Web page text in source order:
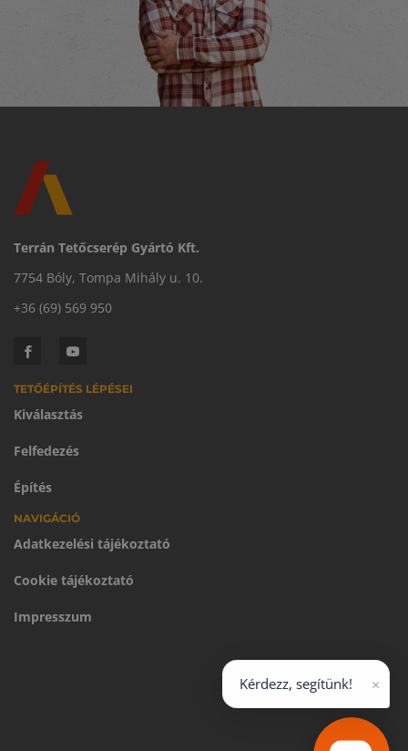
Terrán Tetőcserép Gyártó Kft.
7754 Bóly, Tompa Mihály u. 10.
+36 (69) 569 950
TETŐÉPÍTÉS LÉPÉSEI
Kiválasztás
Felfedezés
Építés
NAVIGÁCIÓ
Adatkezelési tájékoztató
Cookie tájékoztató
Impresszum
Kérdezz, segítünk! ×